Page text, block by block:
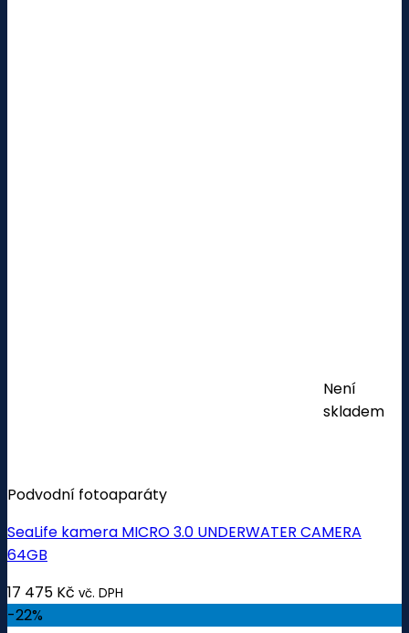
Není
skladem
Podvodní fotoaparáty
SeaLife kamera MICRO 3.0 UNDERWATER CAMERA
64GB
17 475 Kč vč. DPH
-22%